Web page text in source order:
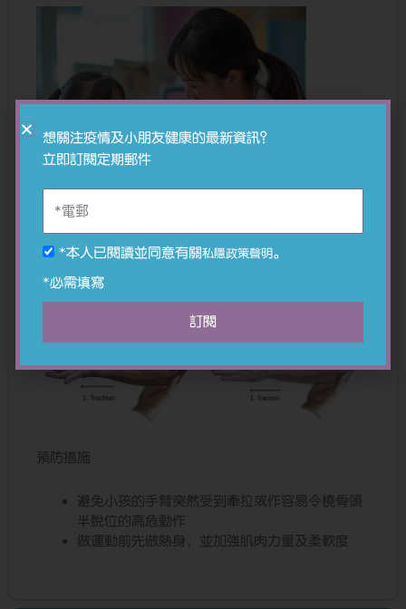
預防措施
避免小孩的手臂突然受到牽拉或作容易令橈骨頭
半脫位的高危動作
做運動前先做熱身，並加強肌肉力量及柔軟度
想關注疫情及小朋友健康的最新資訊？
立即訂閱定期郵件
*本人已閱讀並同意有關私隱政策聲明。
*必需填寫
訂閱